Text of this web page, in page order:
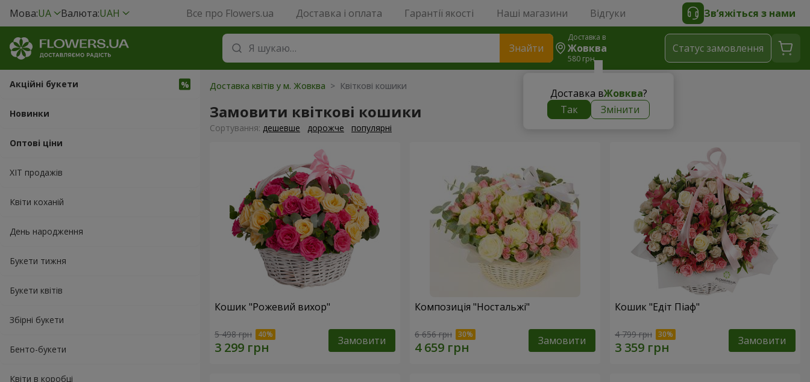
Мова:UA Валюта:UAH Все про Flowers.ua Доставка і оплата Гарантії якості Наші магазини Відгуки Зв’яжіться з нами
Знайти
Доставка в
Жовква
580 грн
Доставка вЖовква?
Так
Змінити
Статус замовлення
Акційні букети
Новинки
Оптові ціни
ХІТ продажів
Квіти коханій
День народження
Букети тижня
Букети квітів
Збірні букети
Бенто-букети
Квіти в коробці
Доставка квітів у м. Жовква > Квіткові кошики
Замовити квіткові кошики
Сортування: дешевше дорожче популярні
Кошик "Рожевий вихор"
5 498 грн Замовити
Композиція "Ностальжі"
6 656 грн Замовити
Кошик "Едіт Піаф"
4 799 грн Замовити